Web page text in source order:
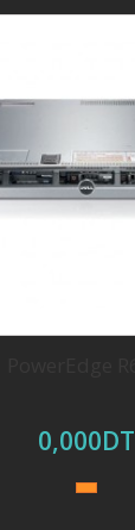
0,000DT